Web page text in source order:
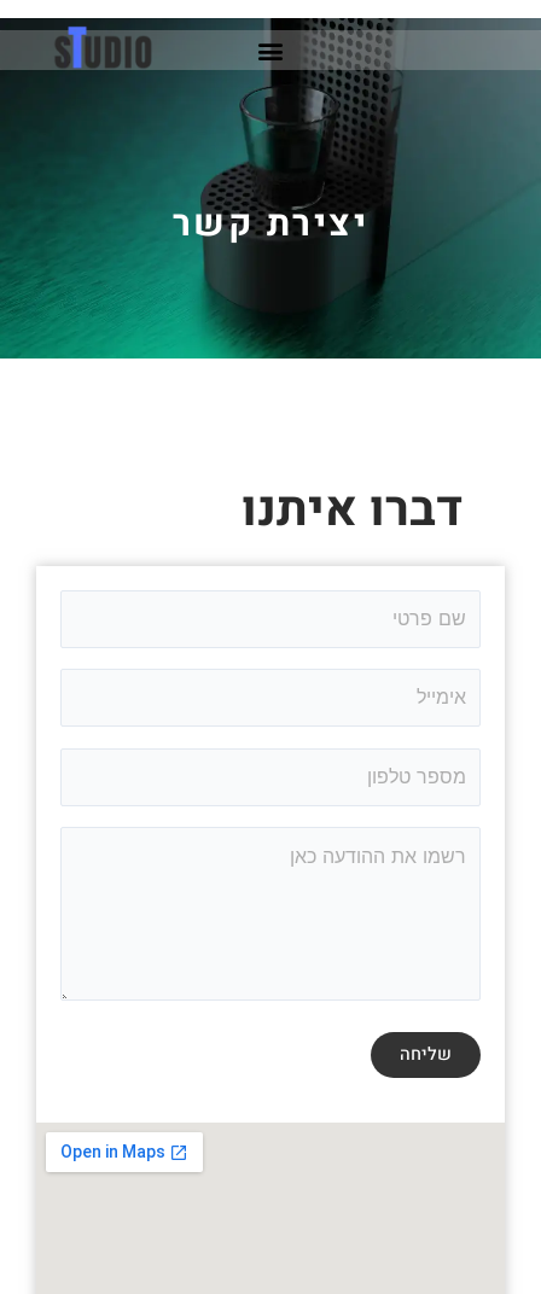
דילוג
יצירת קשר
דברו איתנו